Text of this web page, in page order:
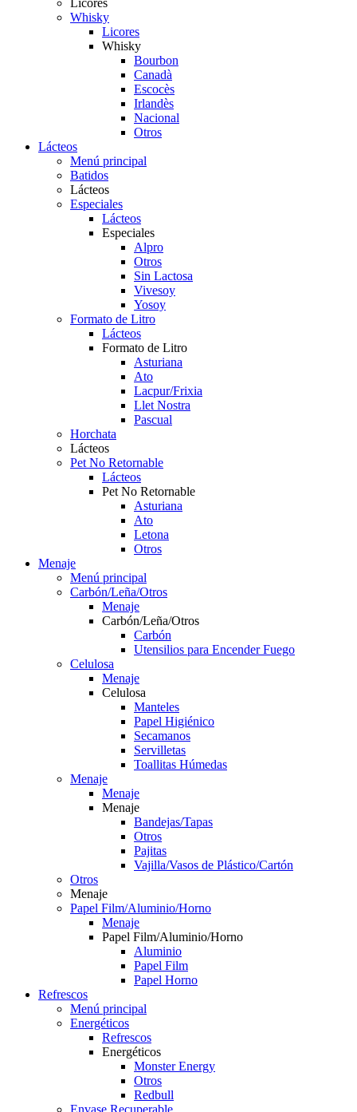
Licores
Whisky
Licores
Whisky
Bourbon
Canadà
Escocès
Irlandès
Nacional
Otros
Lácteos
Menú principal
Batidos
Lácteos
Especiales
Lácteos
Especiales
Alpro
Otros
Sin Lactosa
Vivesoy
Yosoy
Formato de Litro
Lácteos
Formato de Litro
Asturiana
Ato
Lacpur/Frixia
Llet Nostra
Pascual
Horchata
Lácteos
Pet No Retornable
Lácteos
Pet No Retornable
Asturiana
Ato
Letona
Otros
Menaje
Menú principal
Carbón/Leña/Otros
Menaje
Carbón/Leña/Otros
Carbón
Utensilios para Encender Fuego
Celulosa
Menaje
Celulosa
Manteles
Papel Higiénico
Secamanos
Servilletas
Toallitas Húmedas
Menaje
Menaje
Menaje
Bandejas/Tapas
Otros
Pajitas
Vajilla/Vasos de Plástico/Cartón
Otros
Menaje
Papel Film/Aluminio/Horno
Menaje
Papel Film/Aluminio/Horno
Aluminio
Papel Film
Papel Horno
Refrescos
Menú principal
Energéticos
Refrescos
Energéticos
Monster Energy
Otros
Redbull
Envase Recuperable